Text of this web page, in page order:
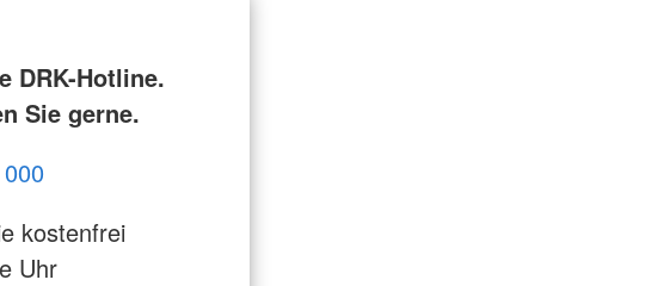
DRK-Hotline.
Sie gerne.
kostenfrei
Uhr